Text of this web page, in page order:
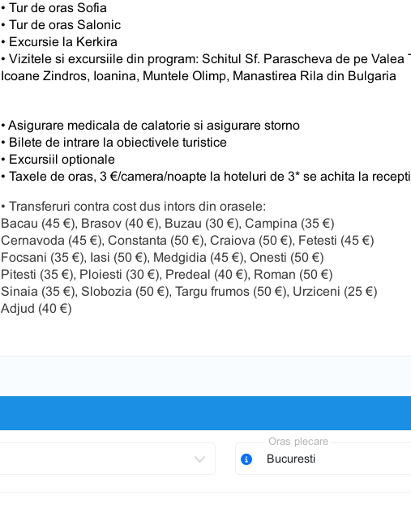
• Tur de oras Sofia
• Tur de oras Salonic
• Excursie la Kerkira
• Vizitele si excursiile din program: Schitul Sf. Parascheva de pe Valea
Icoane Zindros, Ioanina, Muntele Olimp, Manastirea Rila din Bulgaria
• Asigurare medicala de calatorie si asigurare storno
• Bilete de intrare la obiectivele turistice
• Excursiil optionale
• Taxele de oras, 3 €/camera/noapte la hoteluri de 3* se achita la
• Transferuri contra cost dus intors din orasele:
Bacau (45 €), Brasov (40 €), Buzau (30 €), Campina (35 €)
Cernavoda (45 €), Constanta (50 €), Craiova (50 €), Fetesti (45 €)
Focsani (35 €), Iasi (50 €), Medgidia (45 €), Onesti (50 €)
Pitesti (35 €), Ploiesti (30 €), Predeal (40 €), Roman (50 €)
Sinaia (35 €), Slobozia (50 €), Targu frumos (50 €), Urziceni (25 €)
Adjud (40 €)
Oras plecare